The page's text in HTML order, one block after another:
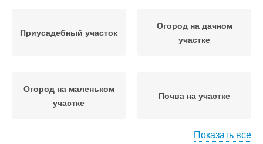
Приусадебный участок
Огород на дачном
участке
Огород на маленьком
участке
Почва на участке
Показать все